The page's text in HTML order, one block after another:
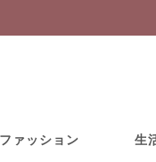
ファッション 生